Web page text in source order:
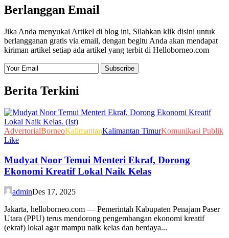
Berlanggan Email
Jika Anda menyukai Artikel di blog ini, Silahkan klik disini untuk
berlangganan gratis via email, dengan begitu Anda akan mendapat
kiriman artikel setiap ada artikel yang terbit di Helloborneo.com
Berita Terkini
AdvertorialBorneoKalimantanKalimantan TimurKomunikasi Publik
Like
Mudyat Noor Temui Menteri Ekraf, Dorong
Ekonomi Kreatif Lokal Naik Kelas
adminDes 17, 2025
Jakarta, helloborneo.com — Pemerintah Kabupaten Penajam Paser
Utara (PPU) terus mendorong pengembangan ekonomi kreatif
(ekraf) lokal agar mampu naik kelas dan berdaya...